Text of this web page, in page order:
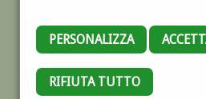
PERSONALIZZA
RIFIUTA TUTTO